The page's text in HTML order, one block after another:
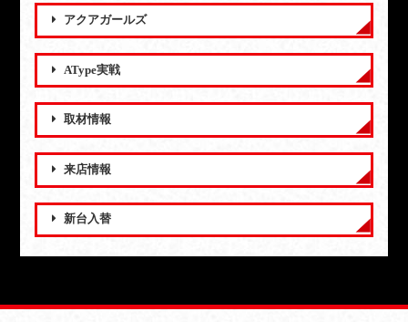
アクアガールズ
AType実戦
取材情報
来店情報
新台入替